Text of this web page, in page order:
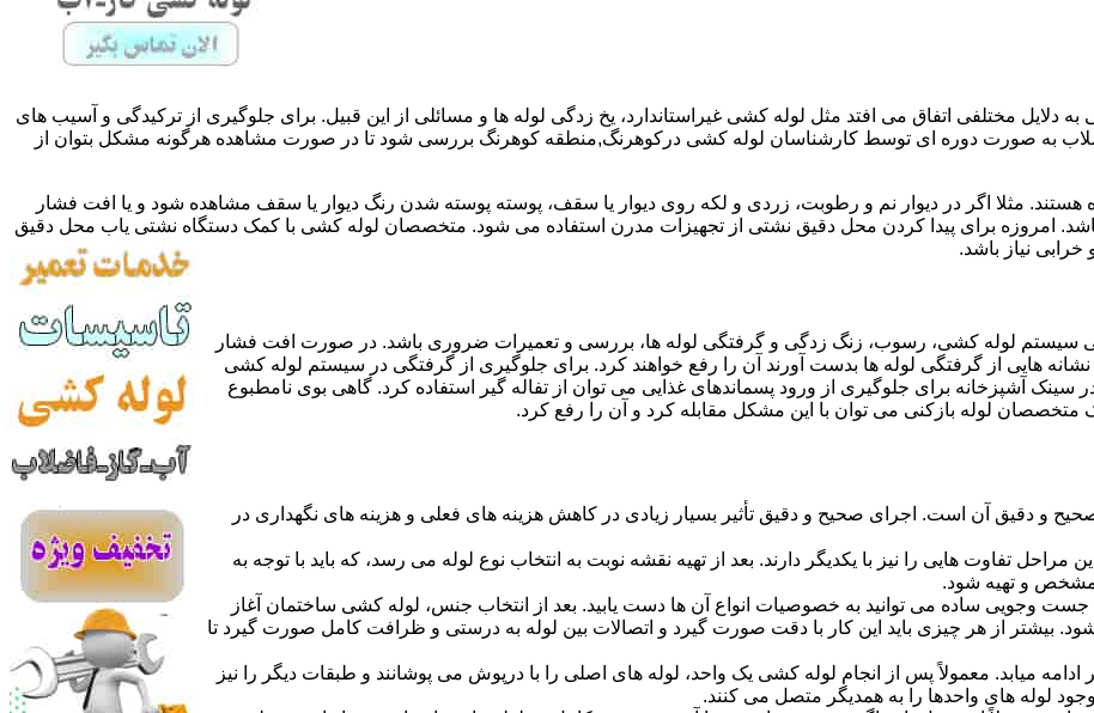
دلایل مختلفی اتفاق می افتد مثل لوله کشی غیراستاندارد، یخ زدگی لوله ها و مسائلی از این قبیل. برای جلوگیری از ترکیدگی و آسیب های
به صورت دوره ای توسط کارشناسان لوله کشی درکوهرنگ,منطقه کوهرنگ بررسی شود تا در صورت مشاهده هرگونه مشکل بتوان از
مثلا اگر در دیوار نم و رطوبت، زردی و لکه روی دیوار یا سقف، پوسته پوسته شدن رنگ دیوار یا سقف مشاهده شود و یا افت فشار
امروزه برای پیدا کردن محل دقیق نشتی از تجهیزات مدرن استفاده می شود. متخصصان لوله کشی با کمک دستگاه نشتی یاب محل دقیق
نیاز باشد.
لوله کشی، رسوب، زنگ زدگی و گرفتگی لوله ها، بررسی و تعمیرات ضروری باشد. در صورت افت فشار
هایی از گرفتگی لوله ها بدست آورند آن را رفع خواهند کرد. برای جلوگیری از گرفتگی در سیستم لوله کشی
آشپزخانه برای جلوگیری از ورود پسماندهای غذایی می توان از تفاله گیر استفاده کرد. گاهی بوی نامطبوع
متخصصان لوله بازکنی می توان با این مشکل مقابله کرد و آن را رفع کرد.
و دقیق آن است. اجرای صحیح و دقیق تأثیر بسیار زیادی در کاهش هزینه های فعلی و هزینه های نگهداری در
تفاوت هایی را نیز با یکدیگر دارند. بعد از تهیه نقشه نوبت به انتخاب نوع لوله می رسد، که باید با توجه به
مشخص و تهیه شود.
جست وجویی ساده می توانید به خصوصیات انواع آن ها دست یابید. بعد از انتخاب جنس، لوله کشی ساختمان آغاز
بیشتر از هر چیزی باید این کار با دقت صورت گیرد و اتصالات بین لوله به درستی و ظرافت کامل صورت گیرد تا
میابد. معمولاً پس از انجام لوله کشی یک واحد، لوله های اصلی را با درپوش می پوشانند و طبقات دیگر را نیز
لوله های واحدها را به همدیگر متصل می کنند.